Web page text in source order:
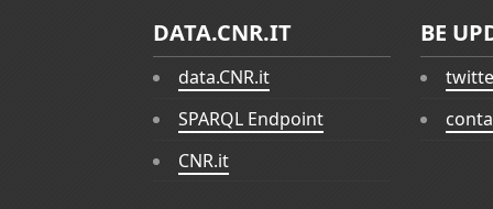
DATA.CNR.IT
data.CNR.it
SPARQL Endpoint
CNR.it
BE